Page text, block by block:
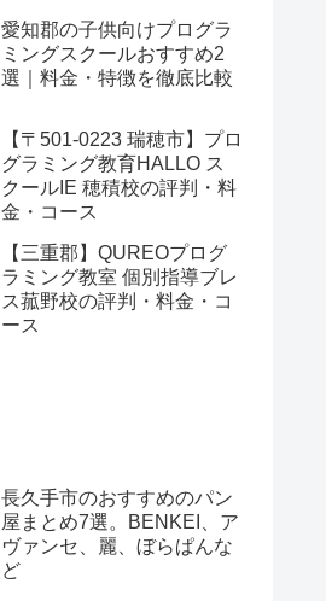
愛知郡の子供向けプログラ
ミングスクールおすすめ2
選｜料金・特徴を徹底比較
【〒501-0223 瑞穂市】プロ
グラミング教育HALLO ス
クールIE 穂積校の評判・料
金・コース
【三重郡】QUREOプログ
ラミング教室 個別指導ブレ
ス菰野校の評判・料金・コ
ース
長久手市のおすすめのパン
屋まとめ7選。BENKEI、ア
ヴァンセ、麗、ぼらぱんな
ど